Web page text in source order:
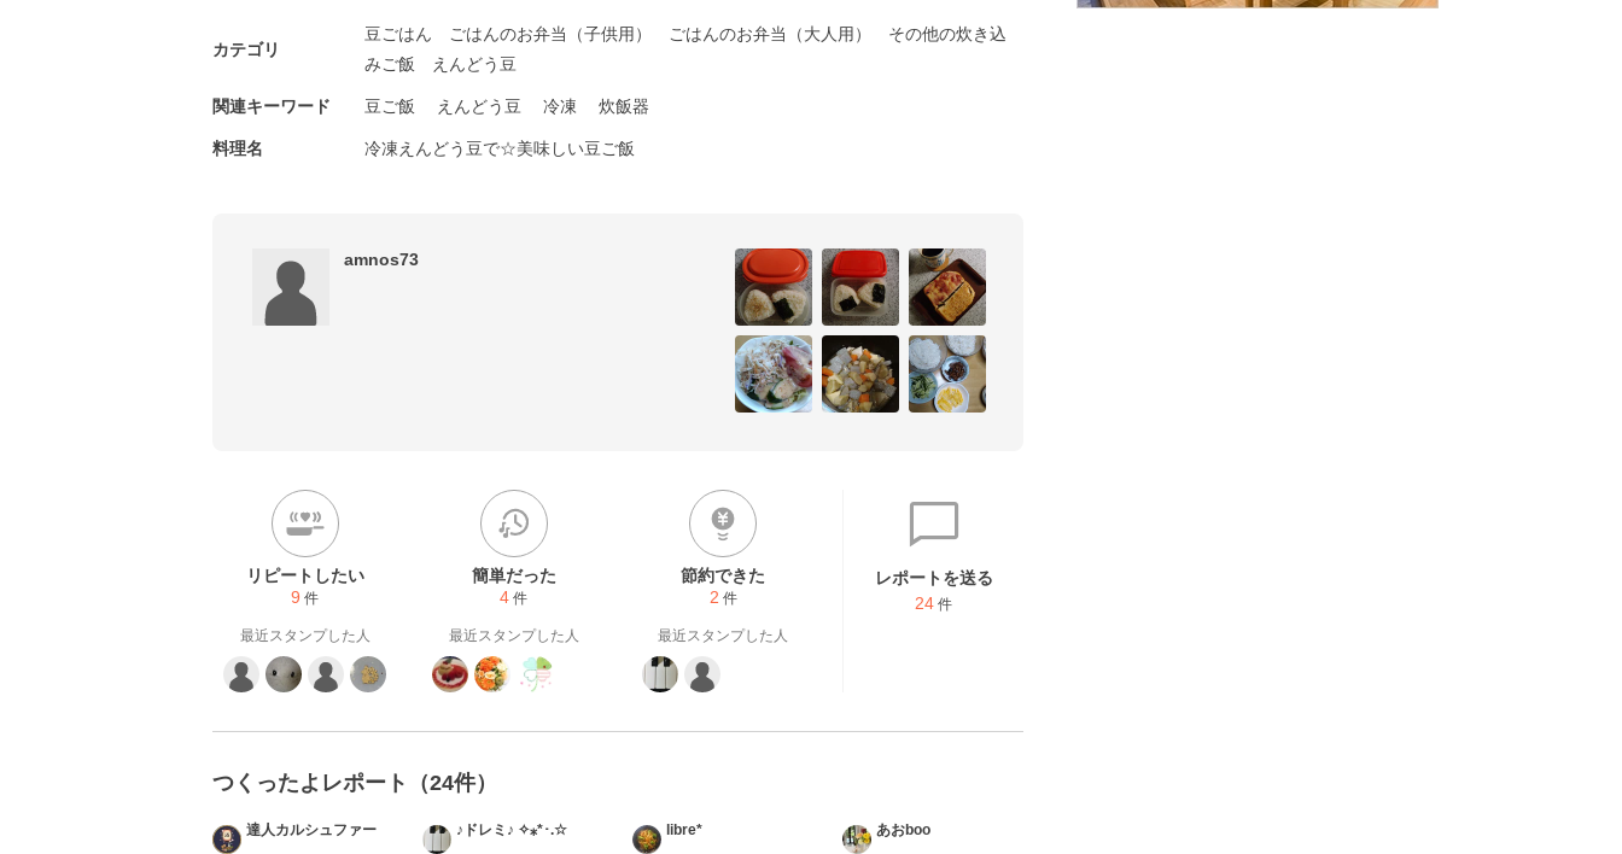
カテゴリ
豆ごはん ごはんのお弁当（子供用） ごはんのお弁当（大人用）
その他の炊き込
みご飯
えんどう豆
関連キーワード 豆ご飯 えんどう豆 冷凍 炊飯器
料理名 冷凍えんどう豆で☆美味しい豆ご飯
amnos73
リピートしたい
9 件
最近スタンプした人
簡単だった
4 件
最近スタンプした人
節約できた
2 件
最近スタンプした人
レポートを送る
24 件
つくったよレポート（24件）
達人カルシュファー ♪ドレミ♪ ✧⁎*･.☆ libre* あおboo